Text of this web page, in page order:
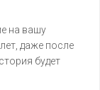
на вашу
даже после
будет